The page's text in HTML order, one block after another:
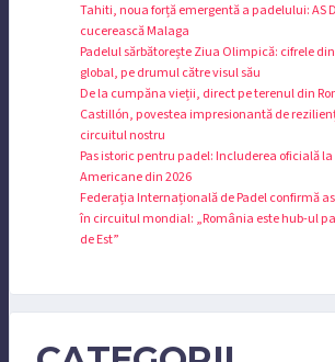
Tahiti, noua forță emergentă a padelului: AS
cucerească Malaga
Padelul sărbătorește Ziua Olimpică: cifrele
global, pe drumul către visul său
De la cumpăna vieții, direct pe terenul din
Castillón, povestea impresionantă de
circuitul nostru
Pas istoric pentru padel: Includerea oficială
Americane din 2026
Federația Internațională de Padel confirmă
în circuitul mondial: „România este hub-ul
de Est”